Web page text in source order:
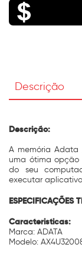
Descrição
Descrição:
A memória Adata
uma ótima opção
do seu
executar
ESPECIFICAÇÕES
Caracteristicas:
Marca: ADATA
Modelo: